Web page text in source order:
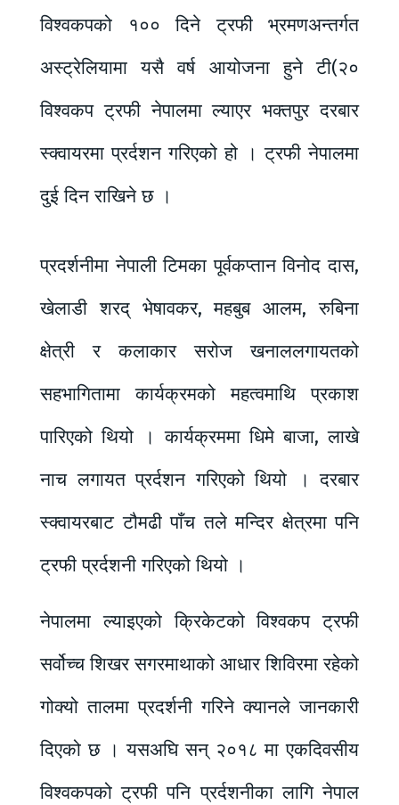
विश्वकपको १०० दिने ट्रफी भ्रमणअन्तर्गत
अस्ट्रेलियामा यसै वर्ष आयोजना हुने टी(२०
विश्वकप ट्रफी नेपालमा ल्याएर भक्तपुर दरबार
स्क्वायरमा प्रर्दशन गरिएको हो । ट्रफी नेपालमा
दुई दिन राखिने छ ।
प्रदर्शनीमा नेपाली टिमका पूर्वकप्तान विनोद दास,
खेलाडी शरद् भेषावकर, महबुब आलम, रुबिना
क्षेत्री र कलाकार सरोज खनाललगायतको
सहभागितामा कार्यक्रमको महत्वमाथि प्रकाश
पारिएको थियो । कार्यक्रममा धिमे बाजा, लाखे
नाच लगायत प्रर्दशन गरिएको थियो । दरबार
स्क्वायरबाट टौमढी पाँच तले मन्दिर क्षेत्रमा पनि
ट्रफी प्रर्दशनी गरिएको थियो ।
नेपालमा ल्याइएको क्रिकेटको विश्वकप ट्रफी
सर्वोच्च शिखर सगरमाथाको आधार शिविरमा रहेको
गोक्यो तालमा प्रदर्शनी गरिने क्यानले जानकारी
दिएको छ । यसअघि सन् २०१८ मा एकदिवसीय
विश्वकपको ट्रफी पनि प्रर्दशनीका लागि नेपाल